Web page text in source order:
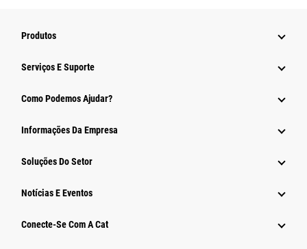
Produtos
Serviços E Suporte
Como Podemos Ajudar?
Informações Da Empresa
Soluções Do Setor
Notícias E Eventos
Conecte-Se Com A Cat